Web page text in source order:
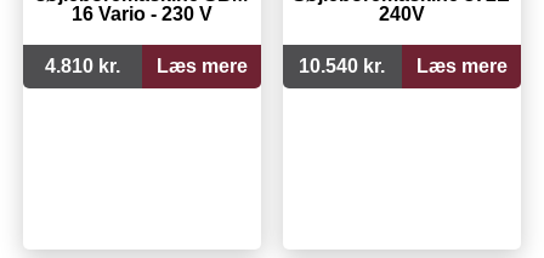
16 Vario - 230 V
4.810 kr. Læs mere
240V
10.540 kr. Læs mere